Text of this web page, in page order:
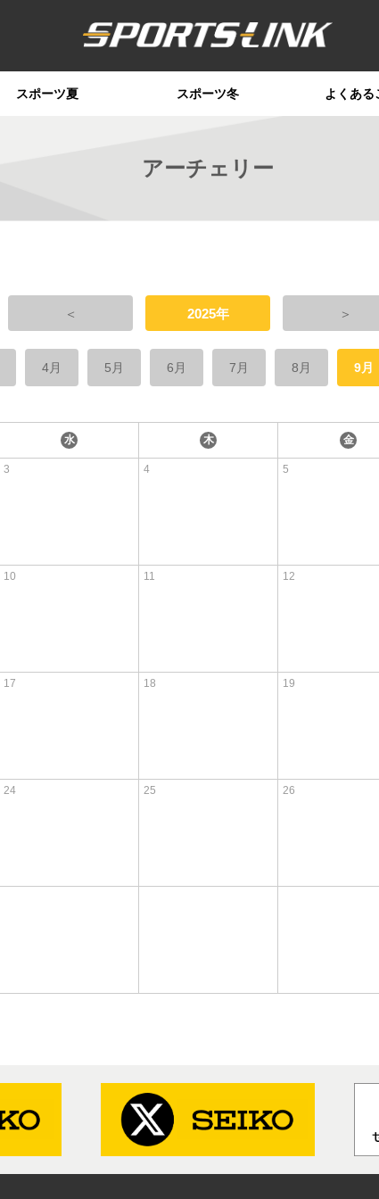
スポーツ夏 スポーツ冬 よくある
アーチェリー
＜ 2025年 ＞
4月 5月 6月 7月 8月 9月
水 木 金
3 4 5
10 11 12
17 18 19
24 25 26